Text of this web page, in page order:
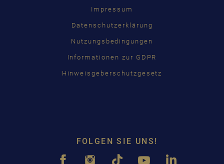
Impressum
Datenschutzerklärung
Nutzungsbedingungen
Informationen zur GDPR
Hinweisgeberschutzgesetz
FOLGEN SIE UNS!